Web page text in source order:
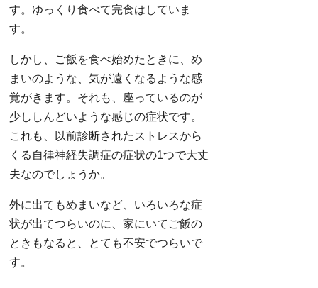
す。ゆっくり食べて完食はしていま
す。
しかし、ご飯を食べ始めたときに、め
まいのような、気が遠くなるような感
覚がきます。それも、座っているのが
少ししんどいような感じの症状です。
これも、以前診断されたストレスから
くる自律神経失調症の症状の1つで大丈
夫なのでしょうか。
外に出てもめまいなど、いろいろな症
状が出てつらいのに、家にいてご飯の
ときもなると、とても不安でつらいで
す。